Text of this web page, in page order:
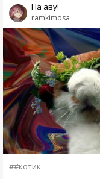
ramkimosa
На аву!
##котик